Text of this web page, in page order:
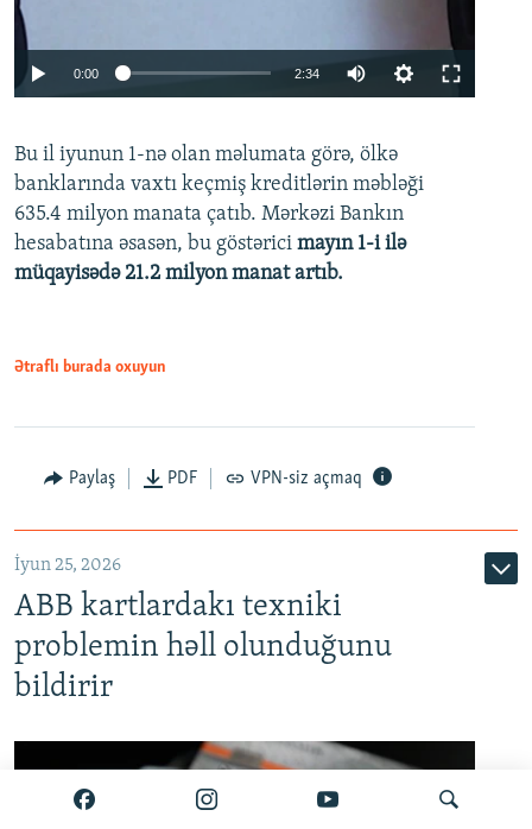
Auto 240p 360p 480p
720p 1080p
0:00 2:34
360p
480p
720p
Bu il iyunun 1-nə olan məlumata görə, ölkə
banklarında vaxtı keçmiş kreditlərin məbləği
635.4 milyon manata çatıb. Mərkəzi Bankın
hesabatına əsasən, bu göstərici mayın 1-i ilə
müqayisədə 21.2 milyon manat artıb.
Ətraflı burada oxuyun
Paylaş PDF VPN-siz açmaq
İyun 25, 2026
ABB kartlardakı texniki
problemin həll olunduğunu
bildirir